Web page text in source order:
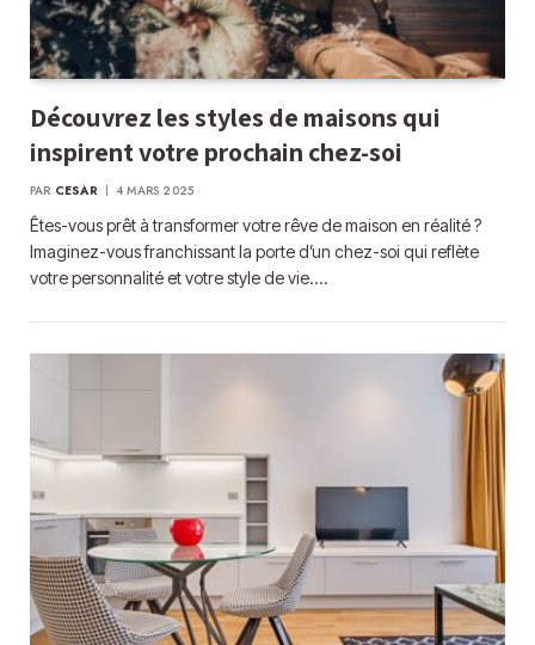
Découvrez les styles de maisons qui
inspirent votre prochain chez-soi
PAR CESAR 4 MARS 2025
Êtes-vous prêt à transformer votre rêve de maison en réalité ?
Imaginez-vous franchissant la porte d’un chez-soi qui reflète
votre personnalité et votre style de vie.…